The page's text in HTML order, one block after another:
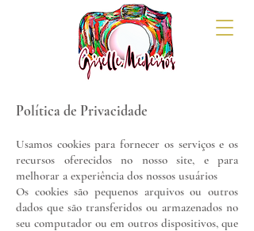
Política de Privacidade
Usamos cookies para fornecer os serviços e os
recursos oferecidos no nosso site, e para
melhorar a experiência dos nossos usuários
Os cookies são pequenos arquivos ou outros
dados que são transferidos ou armazenados no
seu computador ou em outros dispositivos, que